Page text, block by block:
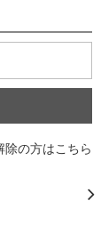
除の方はこちら